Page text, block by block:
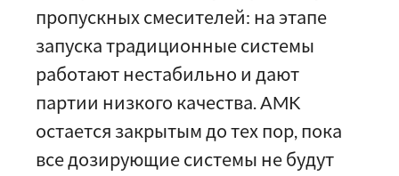
пропускных смесителей: на этапе
запуска традиционные системы
работают нестабильно и дают
партии низкого качества. AMK
остается закрытым до тех пор, пока
все дозирующие системы не будут